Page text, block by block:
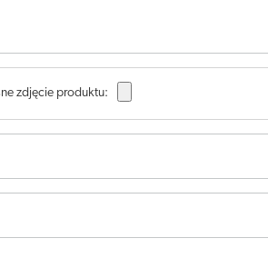
zdjęcie produktu: